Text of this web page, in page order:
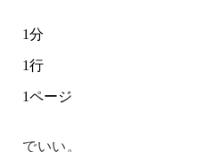
1分
1行
1ページ
でいい。